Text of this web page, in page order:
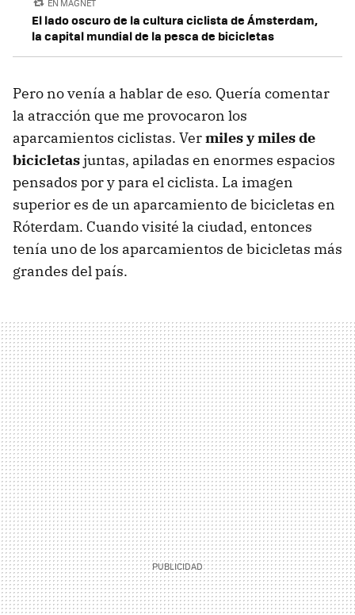
EN MAGNET
El lado oscuro de la cultura ciclista de Ámsterdam,
la capital mundial de la pesca de bicicletas
Pero no venía a hablar de eso. Quería comentar
la atracción que me provocaron los
aparcamientos ciclistas. Vermiles y miles de
bicicletasjuntas, apiladas en enormes espacios
pensados por y para el ciclista. La imagen
superior es de un aparcamiento de bicicletas en
Róterdam. Cuando visité la ciudad, entonces
tenía uno de los aparcamientos de bicicletas más
grandes del país.